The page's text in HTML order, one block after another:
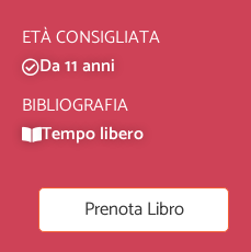
ETÀ CONSIGLIATA
Da 11 anni
BIBLIOGRAFIA
Tempo libero
Prenota Libro